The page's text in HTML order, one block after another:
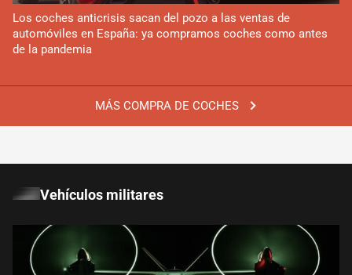
MÁS COMPRA DE COCHES
Los coches anticrisis sacan del pozo a las ventas de
automóviles en España: ya compramos coches como antes
de la pandemia
Vehículos militares